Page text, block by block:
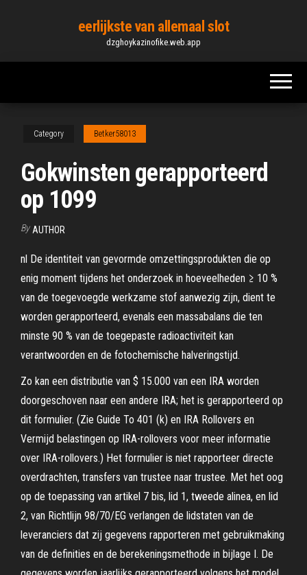
content
eerlijkste van allemaal slot
dzghoykazinofike.web.app
Category Betker58013
Gokwinsten gerapporteerd
op 1099
By AUTHOR
nl De identiteit van gevormde omzettingsprodukten die op
enig moment tijdens het onderzoek in hoeveelheden ≥ 10 %
van de toegevoegde werkzame stof aanwezig zijn, dient te
worden gerapporteerd, evenals een massabalans die ten
minste 90 % van de toegepaste radioactiviteit kan
verantwoorden en de fotochemische halveringstijd.
Zo kan een distributie van $ 15.000 van een IRA worden
doorgeschoven naar een andere IRA; het is gerapporteerd op
dit formulier. (Zie Guide To 401 (k) en IRA Rollovers en
Vermijd belastingen op IRA-rollovers voor meer informatie
over IRA-rollovers.) Het formulier is niet rapporteer directe
overdrachten, transfers van trustee naar trustee. Met het oog
op de toepassing van artikel 7 bis, lid 1, tweede alinea, en lid
2, van Richtlijn 98/70/EG verlangen de lidstaten van de
leveranciers dat zij gegevens rapporteren met gebruikmaking
van de definities en de berekeningsmethode in bijlage I. De